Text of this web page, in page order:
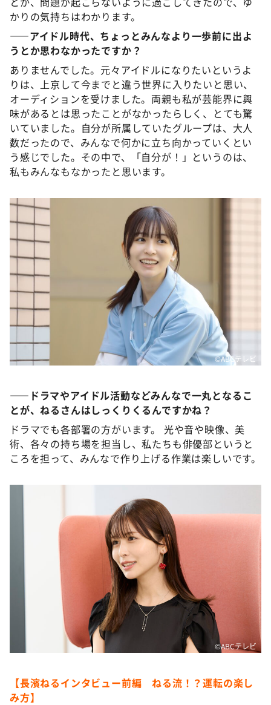
かりの気持ちはわかります。
――アイドル時代、ちょっとみんなより一歩前に出よ
うとか思わなかったですか？
ありませんでした。元々アイドルになりたいというよ
りは、上京して今までと違う世界に入りたいと思い、
オーディションを受けました。両親も私が芸能界に興
味があるとは思ったことがなかったらしく、とても驚
いていました。自分が所属していたグループは、大人
数だったので、みんなで何かに立ち向かっていくとい
う感じでした。その中で、「自分が！」というのは、
私もみんなもなかったと思います。
©️ABCテレビ
――ドラマやアイドル活動などみんなで一丸となるこ
とが、ねるさんはしっくりくるんですかね？
ドラマでも各部署の方がいます。 光や音や映像、美
術、各々の持ち場を担当し、私たちも俳優部というと
ころを担って、みんなで作り上げる作業は楽しいです。
©️ABCテレビ
【長濱ねるインタビュー前編 ねる流！？運転の楽し
み方】